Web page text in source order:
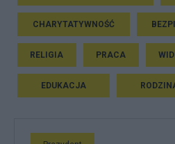
CHARYTATYWNOŚĆ
RELIGIA PRACA
EDUKACJA